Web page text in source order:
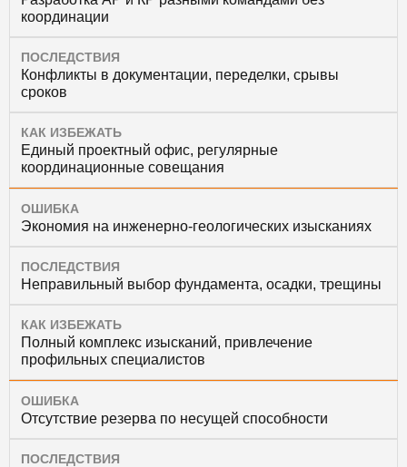
координации
ПОСЛЕДСТВИЯ
Конфликты в документации, переделки, срывы
сроков
КАК ИЗБЕЖАТЬ
Единый проектный офис, регулярные
координационные совещания
ОШИБКА
Экономия на инженерно-геологических изысканиях
ПОСЛЕДСТВИЯ
Неправильный выбор фундамента, осадки, трещины
КАК ИЗБЕЖАТЬ
Полный комплекс изысканий, привлечение
профильных специалистов
ОШИБКА
Отсутствие резерва по несущей способности
ПОСЛЕДСТВИЯ